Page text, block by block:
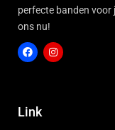
perfecte banden voor
ons nu!
c
e
Link